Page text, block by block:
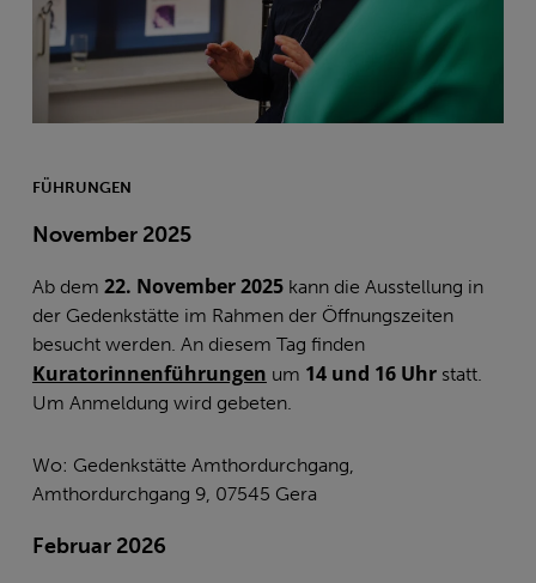
FÜHRUNGEN
November 2025
Ab dem 22. November 2025 kann die Ausstellung in
der Gedenkstätte im Rahmen der Öffnungszeiten
besucht werden. An diesem Tag finden
Kuratorinnenführungen um 14 und 16 Uhrstatt.
Um Anmeldung wird gebeten.
Wo: Gedenkstätte Amthordurchgang,
Amthordurchgang 9, 07545 Gera
Februar 2026